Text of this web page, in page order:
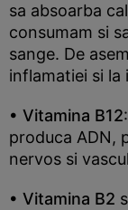
sa absoarba
consumam si
sange. De
inflamatiei si la
• Vitamina B12
produca ADN,
nervos si
• Vitamina B2